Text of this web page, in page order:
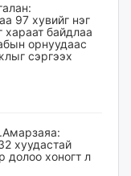
97 хувийг нэг
хараат байдлаа
орнуудаас
сэргээх
хуудастай
долоо хоногт л